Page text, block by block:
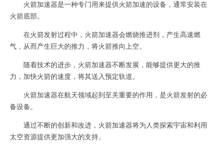
火箭加速器是一种专门用来提供火箭加速的设备，通常安装在
火箭底部。
在火箭发射过程中，火箭加速器会燃烧推进剂，产生高速燃
气，从而产生巨大的推力，将火箭推向上空。
随着技术的进步，火箭加速器不断发展，能够提供更大的推
力，加快火箭的速度，将其送入预定轨道。
火箭加速器在航天领域起到至关重要的作用，是火箭发射的必
备设备。
通过不断的创新和改进，火箭加速器将为人类探索宇宙和利用
太空资源提供更加强大的支持。